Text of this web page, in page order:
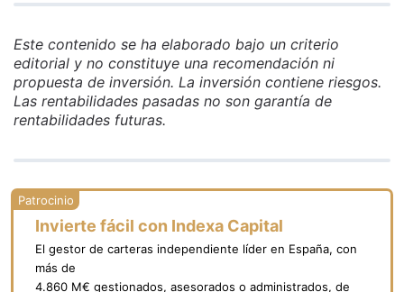
Este contenido se ha elaborado bajo un criterio
editorial y no constituye una recomendación ni
propuesta de inversión. La inversión contiene riesgos.
Las rentabilidades pasadas no son garantía de
rentabilidades futuras.
Invierte fácil con Indexa Capital
El gestor de carteras independiente líder en España, con
más de
4.860 M€ gestionados, asesorados o administrados, de